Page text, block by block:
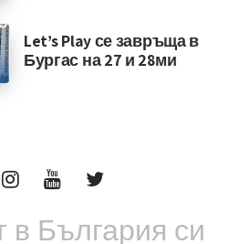
Let’s Play се завръща в
Бургас на 27 и 28ми
в България си